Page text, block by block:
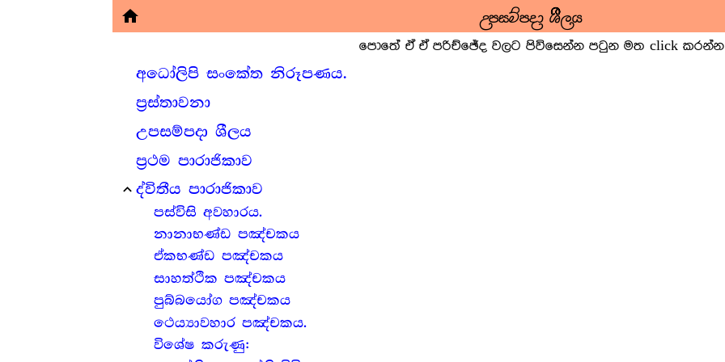
home උපසම්පදා ශීලය
පොතේ ඒ ඒ පරිච්ඡේද වලට පිවිසෙන්න පටුන මත click
අධෝලිපි සංකේත නිරූපණය.
ප්‍ර‍ස්තාවනා
උපසම්පදා ශීලය
ප්‍ර‍ථම පාරාජිකාව
expand_less ද්විතීය පාරාජිකාව
පස්විසි අවහාරය.
නානාභණ්ඩ පඤ්චකය
ඒකභණ්ඩ පඤ්චකය
සාහත්ථික පඤ්චකය
පුබ්බයෝග පඤ්චකය
ථෙය්‍යාවහාර පඤ්චකය.
විශේෂ කරුණු: